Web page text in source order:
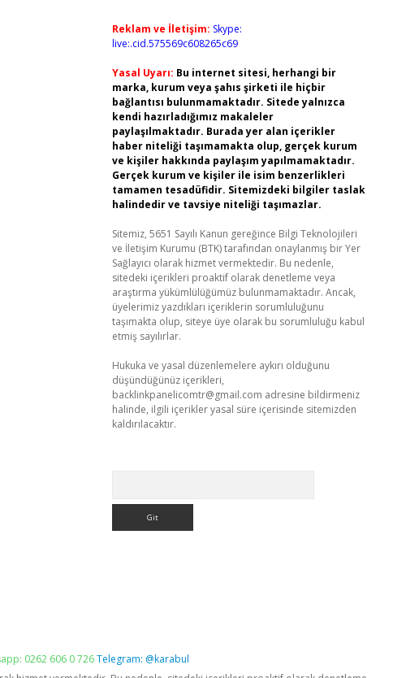
Reklam ve İletişim: Skype:
live:.cid.575569c608265c69
Yasal Uyarı: Bu internet sitesi, herhangi bir
marka, kurum veya şahıs şirketi ile hiçbir
bağlantısı bulunmamaktadır. Sitede yalnızca
kendi hazırladığımız makaleler
paylaşılmaktadır. Burada yer alan içerikler
haber niteliği taşımamakta olup, gerçek kurum
ve kişiler hakkında paylaşım yapılmamaktadır.
Gerçek kurum ve kişiler ile isim benzerlikleri
tamamen tesadüfidir. Sitemizdeki bilgiler taslak
halindedir ve tavsiye niteliği taşımazlar.
Sitemiz, 5651 Sayılı Kanun gereğince Bilgi Teknolojileri
ve İletişim Kurumu (BTK) tarafından onaylanmış bir Yer
Sağlayıcı olarak hizmet vermektedir. Bu nedenle,
sitedeki içerikleri proaktif olarak denetleme veya
araştırma yükümlülüğümüz bulunmamaktadır. Ancak,
üyelerimiz yazdıkları içeriklerin sorumluluğunu
taşımakta olup, siteye üye olarak bu sorumluluğu kabul
etmiş sayılırlar.
Hukuka ve yasal düzenlemelere aykırı olduğunu
düşündüğünüz içerikleri,
backlinkpanelicomtr@gmail.com adresine bildirmeniz
halinde, ilgili içerikler yasal süre içerisinde sitemizden
kaldırılacaktır.
0262 606 0 726Telegram: @karabul